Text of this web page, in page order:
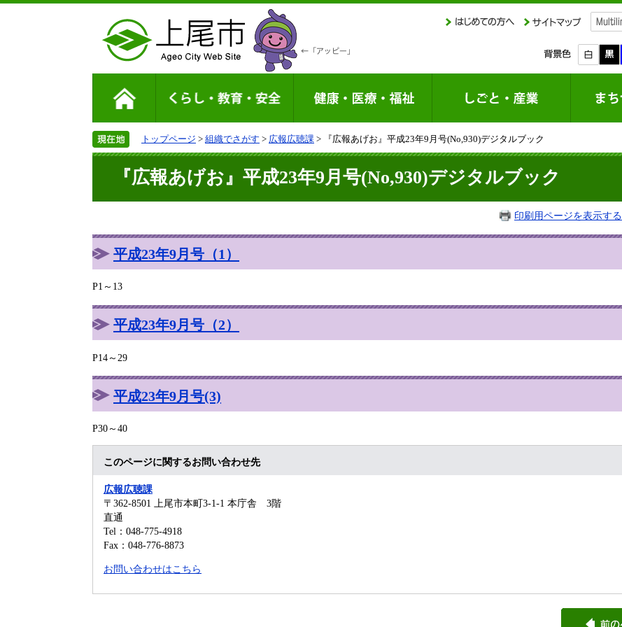
トップページ > 組織でさがす > 広報広聴課 > 『広報あげお』平成23年9月号(No,930)デジタルブック
『広報あげお』平成23年9月号(No,930)デジタルブック
印刷用ページを表示する
平成23年9月号（1）
P1～13
平成23年9月号（2）
P14～29
平成23年9月号(3)
P30～40
このページに関するお問い合わせ先
広報広聴課
〒362-8501
上尾市本町3-1-1 本庁舎 3階
直通
Tel：048-775-4918
Fax：048-776-8873
お問い合わせはこちら